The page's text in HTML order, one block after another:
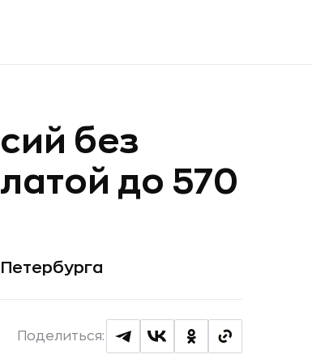
без
до 570
Поделиться: